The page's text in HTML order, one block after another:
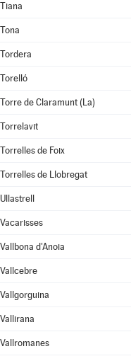
Tiana
Tona
Tordera
Torelló
Torre de Claramunt (La)
Torrelavit
Torrelles de Foix
Torrelles de Llobregat
Ullastrell
Vacarisses
Vallbona d'Anoia
Vallcebre
Vallgorguina
Vallirana
Vallromanes